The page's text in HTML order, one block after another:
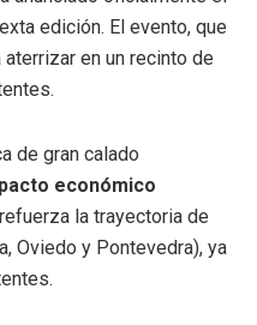
edición. El evento, que
en un recinto de
.
de gran calado
económico
la trayectoria de
Oviedo y Pontevedra), ya
.